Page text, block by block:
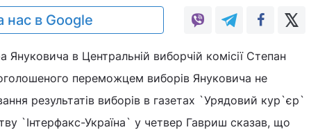
нас в Google
в Центральній виборчій комісії Степан
переможцем виборів Януковича не
результатів виборів в газетах `Урядовий кур`єр`
`Інтерфакс-Україна` у четвер Гавриш сказав, що